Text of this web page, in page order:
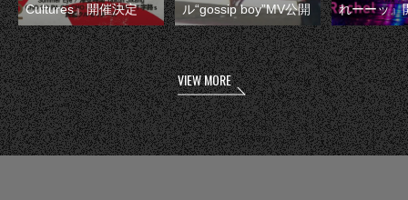
Cultures』開催決定
ル“gossip boy”MV公開
れーーッ』
VIEW MORE